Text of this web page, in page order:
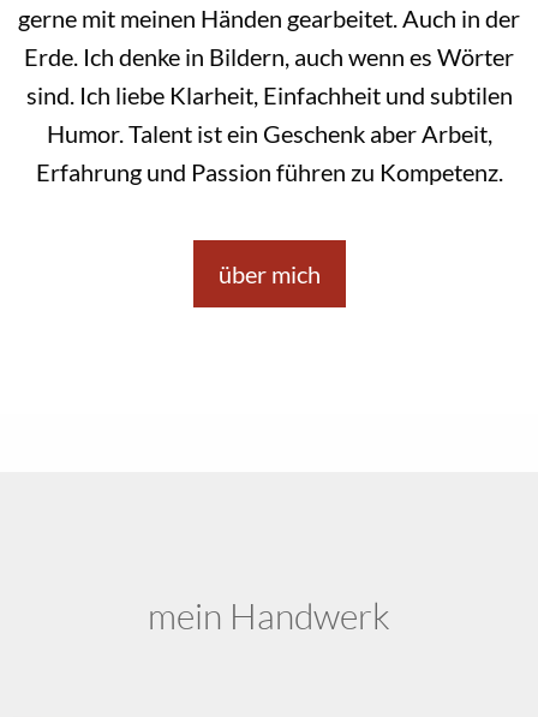
gerne mit meinen Händen gearbeitet. Auch in der
Erde. Ich denke in Bildern, auch wenn es Wörter
sind. Ich liebe Klarheit, Einfachheit und subtilen
Humor. Talent ist ein Geschenk aber Arbeit,
Erfahrung und Passion führen zu Kompetenz.
über mich
mein Handwerk